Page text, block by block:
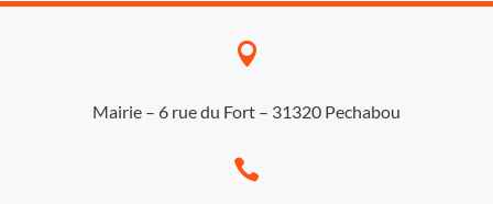

Mairie – 6 rue du Fort – 31320 Pechabou
